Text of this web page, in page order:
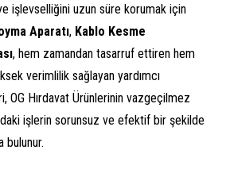
ve işlevselliğini uzun süre korumak için
Aparatı, Kablo Kesme
, hem zamandan tasarruf ettiren hem
verimlilik sağlayan yardımcı
OG Hırdavat Ürünlerinin vazgeçilmez
işlerin sorunsuz ve efektif bir şekilde
bulunur.